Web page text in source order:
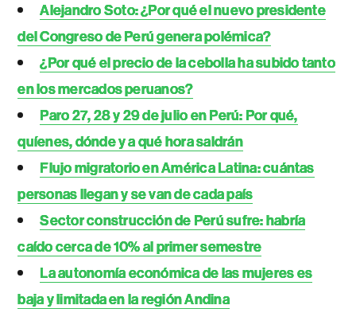
Alejandro Soto: ¿Por qué el nuevo presidente
del Congreso de Perú genera polémica?
¿Por qué el precio de la cebolla ha subido tanto
en los mercados peruanos?
Paro 27, 28 y 29 de julio en Perú: Por qué,
quíenes, dónde y a qué hora saldrán
Flujo migratorio en América Latina: cuántas
personas llegan y se van de cada país
Sector construcción de Perú sufre: habría
caído cerca de 10% al primer semestre
La autonomía económica de las mujeres es
baja y limitada en la región Andina